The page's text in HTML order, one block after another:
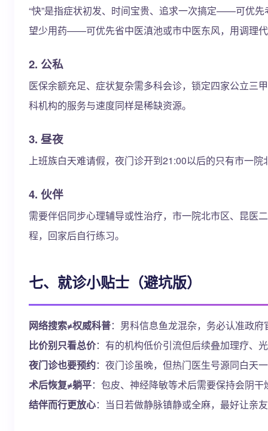
“快”是指症状初发、时间宝贵、追求一次搞定——可优
望少用药——可优先省中医滇池或市中医东风，用调理
2. 公私
医保余额充足、症状复杂需多科会诊，锁定四家公立三
科机构的服务与速度同样是稀缺资源。
3. 昼夜
上班族白天难请假，夜门诊开到21:00以后的只有市一
4. 伙伴
需要伴侣同步心理辅导或性治疗，市一院北市区、昆医
程，回家后自行练习。
七、就诊小贴士（避坑版）
网络搜索≠权威科普：男科信息鱼龙混杂，务必认准政
比价别只看总价：有的机构低价引流但后续叠加理疗、
夜门诊也要预约：夜门诊虽晚，但热门医生号源同白天
术后恢复≠躺平：包皮、神经降敏等术后需要保持会阴
结伴而行更放心：当日若做静脉镇静或全麻，最好让亲